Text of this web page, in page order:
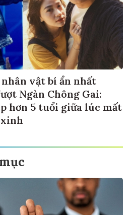
vật bí ẩn nhất
Ngàn Chông Gai:
hơn 5 tuổi giữa lúc mất